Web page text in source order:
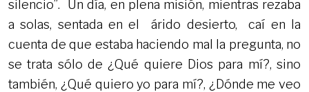
silencio”. Un día, en plena misión, mientras rezaba
a solas, sentada en el árido desierto, caí en la
cuenta de que estaba haciendo mal la pregunta, no
se trata sólo de ¿Qué quiere Dios para mí?, sino
también, ¿Qué quiero yo para mí?, ¿Dónde me veo